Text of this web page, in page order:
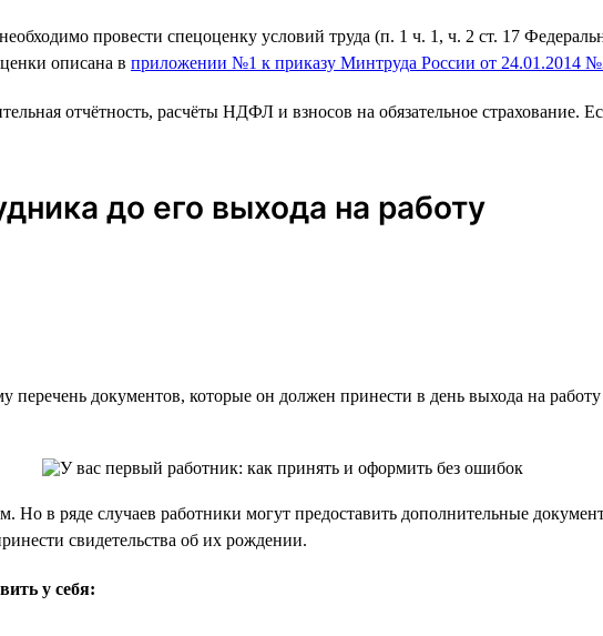
провести спецоценку условий труда (п. 1 ч. 1, ч. 2 ст. 17
описана в приложении №1 к приказу Минтруда России от 24.01.2014
отчётность, расчёты НДФЛ и взносов на обязательное страхование.
до его выхода на работу
перечень документов, которые он должен принести в день выхода на
Но в ряде случаев работники могут предоставить дополнительные
свидетельства об их рождении.
у себя: